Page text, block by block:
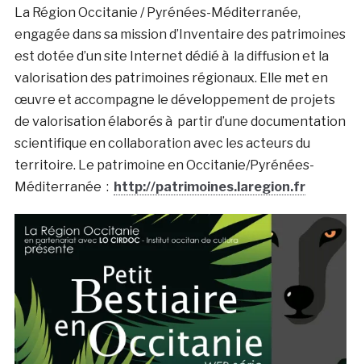
La Région Occitanie / Pyrénées-Méditerranée,
engagée dans sa mission d’Inventaire des patrimoines
est dotée d’un site Internet dédié à la diffusion et la
valorisation des patrimoines régionaux. Elle met en
œuvre et accompagne le développement de projets
de valorisation élaborés à partir d’une documentation
scientifique en collaboration avec les acteurs du
territoire. Le patrimoine en Occitanie/Pyrénées-
Méditerranée : http://patrimoines.laregion.fr